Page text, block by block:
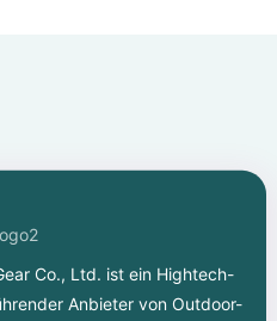
Co., Ltd. ist ein Hightech-
Anbieter von Outdoor-